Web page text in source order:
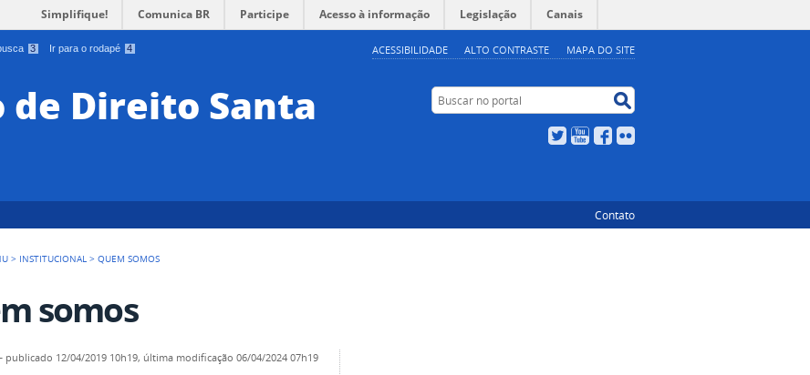
3 Ir para o rodapé 4 ACESSIBILIDADE ALTO CONTRASTE MAPA DO SITE
Simplifique! Comunica BR Participe Acesso à informação Legislação Canais
de Direito Santa Buscar no portal
TwitterYouTubeFacebook
Contato
> INSTITUCIONAL >QUEM SOMOS
somos
publicado 12/04/2019 10h19, última modificação 06/04/2024 07h19